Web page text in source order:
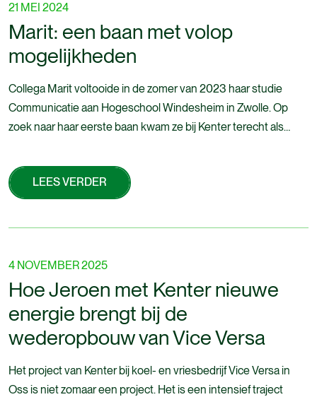
21 MEI 2024
Marit: een baan met volop
mogelijkheden
Collega Marit voltooide in de zomer van 2023 haar studie
Communicatie aan Hogeschool Windesheim in Zwolle. Op
zoek naar haar eerste baan kwam ze bij Kenter terecht als
de bak met de rebranding en de nieuwe website. Maak kennis
met Marit!LEES VERDER
4 NOVEMBER 2025
Hoe Jeroen met Kenter nieuwe
energie brengt bij de
wederopbouw van Vice Versa
Het project van Kenter bij koel- en vriesbedrijf Vice Versa in
Oss is niet zomaar een project. Het is een intensief traject